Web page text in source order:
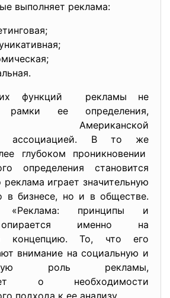
выполняет реклама:
функций рекламы не
ее определения,
Американской
ассоциацией. В то же
глубоком проникновении
определения становится
играет значительную
в бизнесе, но и в обществе.
«Реклама: принципы и
именно на
концепцию. То, что его
внимание на социальную и
роль рекламы,
о необходимости
подхода к ее анализу.